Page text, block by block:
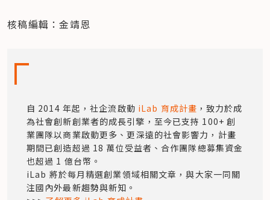
核稿編輯：金靖恩
自 2014 年起，社企流啟動 iLab 育成計畫 ，致力於成
為社會創新創業者的成長引擎，至今已支持 100+ 創
業團隊以商業啟動更多、更深遠的社會影響力，計畫
期間已創造超過 18 萬位受益者、合作團隊總募集資金
也超過 1 億台幣。
iLab 將於每月精選創業領域相關文章，與大家一同關
注國內外最新趨勢與新知。